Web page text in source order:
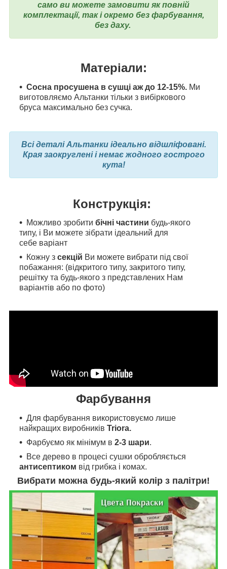
само ви можете замовити як повній
комплектації, так і окремо без фарбування,
без даху.
Матеріали:
Сосна просушена в сушці аж до 12-15%. Ми
виготовляємо Альтанки тільки з вибіркового
бруса максимально без сучка.
Всі деталі Альтанки ідеально відшліфовані.
Края заокруглені і немає жодного гострого
кута!
Конструкція:
Можливо зробити бічні частини будь-якого
типу, і Ви можете зібрати ідеальний для
себе варіант
Кожну з секцій Ви можете вибрати під свої
побажання: (відкритого типу, закритого типу,
решітку та будь-якого з представлених Нам
варіантів або по фото)
Фарбування
Для фарбування використовуємо лише
найкращих виробників Triora.
Фарбуємо як мінімум в 2-3 шари.
Все дерево в процесі сушки обробляється
антисептиком від грибка і комах.
Вибрати можна будь-який колір з палітри!